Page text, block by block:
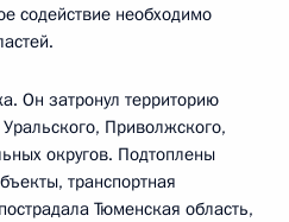
содействие необходимо
Он затронул территорию
Приволжского,
округов. Подтоплены
транспортная
Тюменская область,